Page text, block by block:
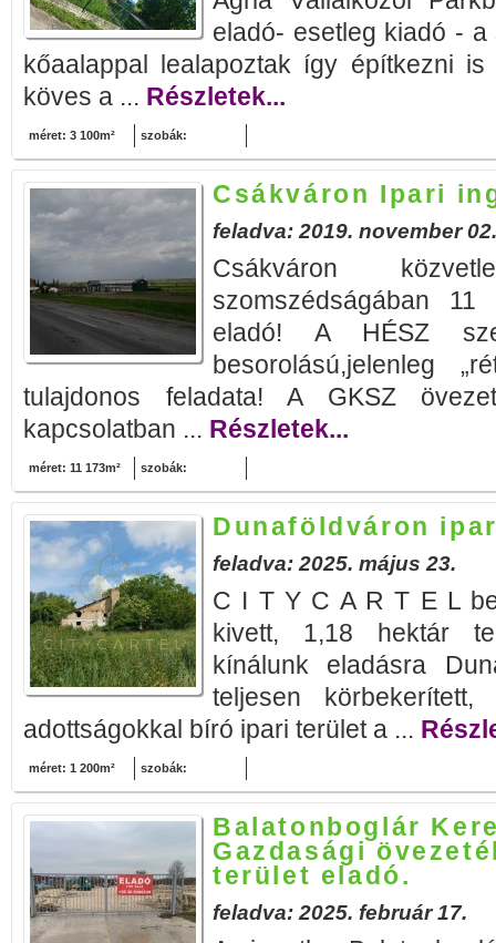
eladó- esetleg kiadó -
kőaalappal lealapoztak így építkezni
köves a ... Részletek...
méret: 3 100m² szobák:
Csákváron Ipari
feladva: 2019. november 02.
Csákváron
szomszédságában
eladó! A HÉSZ
besorolású,jelenleg
tulajdonos feladata! A GKSZ
kapcsolatban ... Részletek...
méret: 11 173m² szobák:
Dunaföldváron
feladva: 2025. május 23.
C I T Y C A R T E L
kivett, 1,18 hektár
kínálunk eladásra
teljesen
adottságokkal bíró ipari terület a ...
méret: 1 200m² szobák:
Balatonboglár
Gazdasági
terület eladó.
feladva: 2025. február 17.